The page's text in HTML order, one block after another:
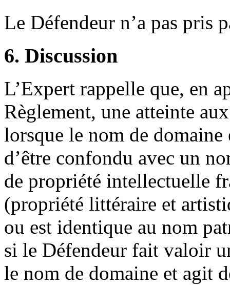
Le Défendeur n’a pas pris
6. Discussion
L’Expert rappelle que, en
Règlement, une atteinte
lorsque le nom de
d’être confondu avec un
de propriété intellectuelle
(propriété littéraire et
ou est identique au nom
si le Défendeur fait valoir
le nom de domaine et agit